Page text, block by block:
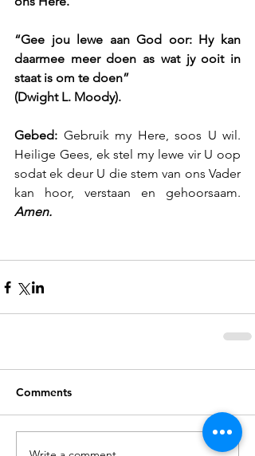
“Gee jou lewe aan God oor: Hy kan
daarmee meer doen as wat jy ooit in
staat is om te doen”
(Dwight L. Moody).
Gebed: Gebruik my Here, soos U wil.
Heilige Gees, ek stel my lewe vir U oop
sodat ek deur U die stem van ons Vader
Amen.
Comments